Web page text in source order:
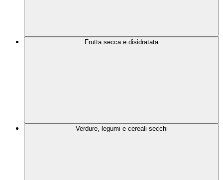
Frutta secca e disidratata
Verdure, legumi e cereali secchi